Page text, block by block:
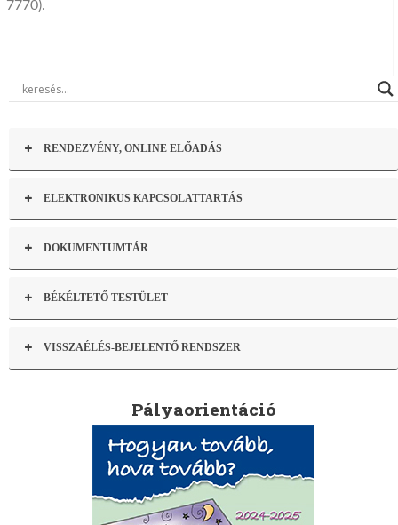
7770).
RENDEZVÉNY, ONLINE ELŐADÁS
ELEKTRONIKUS KAPCSOLATTARTÁS
DOKUMENTUMTÁR
BÉKÉLTETŐ TESTÜLET
VISSZAÉLÉS-BEJELENTŐ RENDSZER
Pályaorientáció